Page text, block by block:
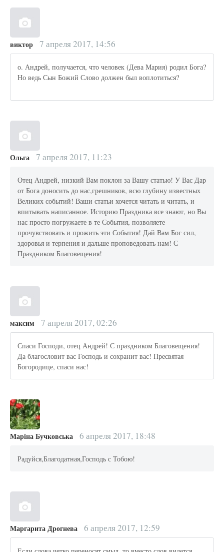
виктор 7 апреля 2017, 14:56
о. Андрей, получается, что человек (Дева Мария) родил Бога?
Но ведь Сын Божий Слово должен был воплотиться?
Ольга 7 апреля 2017, 11:23
Отец Андрей, низкий Вам поклон за Вашу статью! У Вас Дар
от Бога доносить до нас,грешников, всю глубину известных
Великих событий! Ваши статьи хочется читать и читать, и
впитывать написанное. Историю Праздника все знают, но Вы
нас просто погружаете в те События, позволяете
прочувствовать и прожить эти События! Дай Вам Бог сил,
здоровья и терпения и дальше проповедовать нам! С
Праздником Благовещения!
максим 7 апреля 2017, 02:26
Спаси Господи, отец Андрей! С праздником Благовещения!
Да благословит вас Господь и сохранит вас! Пресвятая
Богородице, спаси нас!
Маріна Бучковська 6 апреля 2017, 18:48
Радуйся,Благодатная,Господь с Тобою!
Маргарита Дрогнева 6 апреля 2017, 12:59